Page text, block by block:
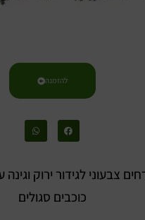
להזמנה
צבעוני לגידור ירוק
כוכבים סגולים